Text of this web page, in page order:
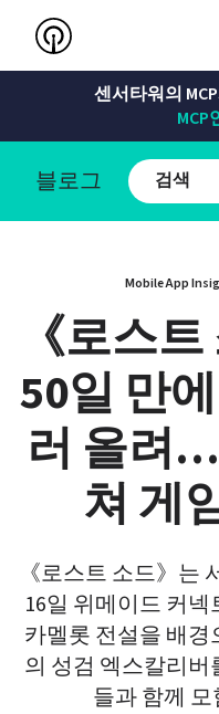
센서타워의
MCP
블로그
Mobile App
《로스
50일 만
러 올려
쳐 게
《로스트 소드》는
16일 위메이드 커
카멜롯 전설을 배
의 성검 엑스칼리버
들과 함께